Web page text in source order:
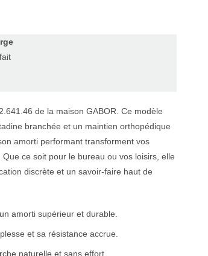
de la maison GABOR. Ce modèle
branchée et un maintien orthopédique
amorti performant transforment vos
ce soit pour le bureau ou vos loisirs, elle
discrète et un savoir-faire haut de
amorti supérieur et durable.
et sa résistance accrue.
naturelle et sans effort.